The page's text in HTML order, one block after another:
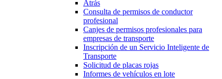
Atrás
Consulta de permisos de conductor
profesional
Canjes de permisos profesionales para
empresas de transporte
Inscripción de un Servicio Inteligente de
Transporte
Solicitud de placas rojas
Informes de vehículos en lote